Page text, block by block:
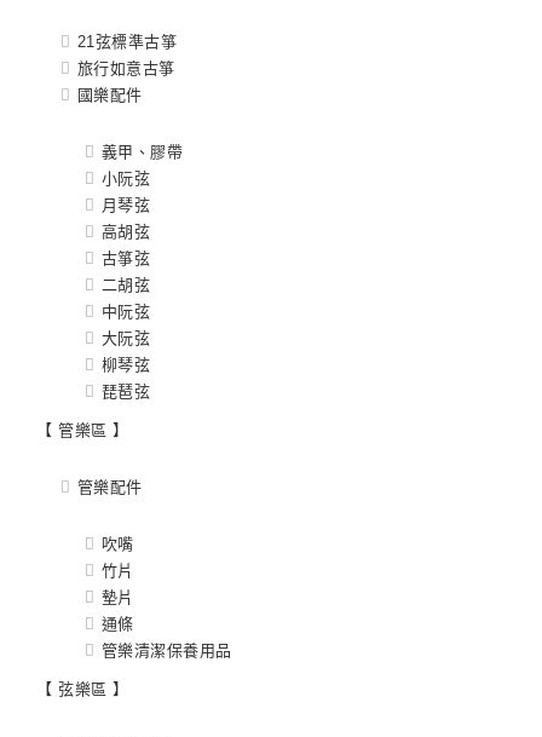
21弦標準古箏
旅行如意古箏
國樂配件
義甲、膠帶
小阮弦
月琴弦
高胡弦
古箏弦
二胡弦
中阮弦
大阮弦
柳琴弦
琵琶弦
【 管樂區 】
管樂配件
吹嘴
竹片
墊片
通條
管樂清潔保養用品
【 弦樂區 】